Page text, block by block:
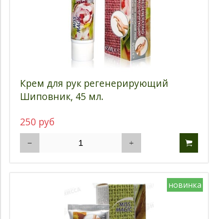
Крем для рук регенерирующий
Шиповник, 45 мл.
250 руб
новинка